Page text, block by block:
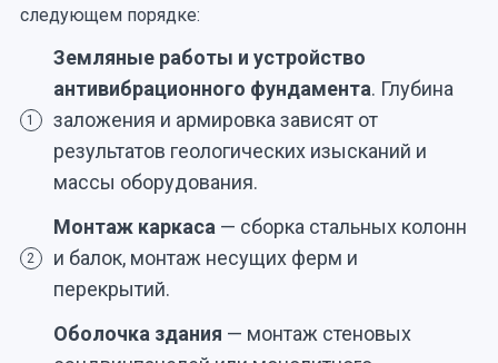
следующем порядке:
1
Земляные работы и устройство
антивибрационного фундамента. Глубина
заложения и армировка зависят от
результатов геологических изысканий и
массы оборудования.
2
Монтаж каркаса — сборка стальных колонн
и балок, монтаж несущих ферм и
перекрытий.
Оболочка здания — монтаж стеновых